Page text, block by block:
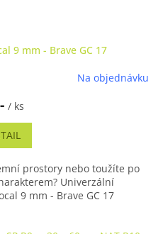
9 mm - Brave GC 17
Na objednávku
/ ks
prostory nebo toužíte po
Univerzální
9 mm - Brave GC 17